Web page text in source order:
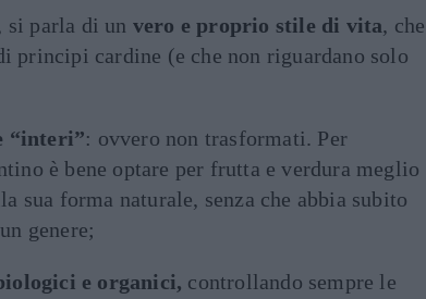
si parla di un vero e proprio stile di vita, che
principi cardine (e che non riguardano solo
“interi”: ovvero non trasformati. Per
è bene optare per frutta e verdura meglio
sua forma naturale, senza che abbia subito
genere;
e organici, controllando sempre le